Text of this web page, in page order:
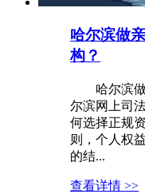
哈尔滨做
构？
哈尔滨做
尔滨网上司
何选择正规
则，个人权
的结...
查看详情 >>